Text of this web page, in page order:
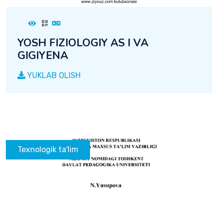
YOSH FIZIOLOGIY AS I VA
GIGIYENA
YUKLAB OLISH
Texnologik ta'lim